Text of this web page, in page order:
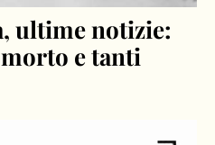
ultime notizie:
e tanti